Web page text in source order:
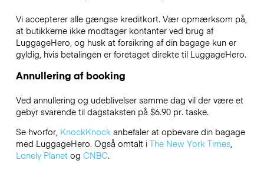
Vi accepterer alle gængse kreditkort. Vær opmærksom på,
at butikkerne ikke modtager kontanter ved brug af
LuggageHero, og husk at forsikring af din bagage kun er
gyldig, hvis betalingen er foretaget direkte til LuggageHero.
Annullering af booking
Ved annullering og udeblivelser samme dag vil der være et
gebyr svarende til dagstaksten på $6.90 pr. taske.
Se hvorfor, KnockKnockanbefaler at opbevare din bagage
med LuggageHero. Også omtalt i The New York Times,
Lonely Planetog CNBC.